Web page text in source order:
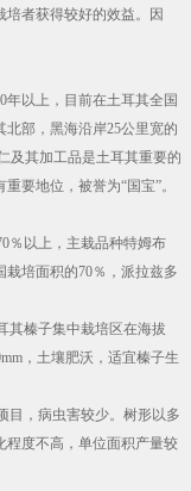
者获得较好的效益。因
以上，目前在土耳其全国
部，黑海沿岸25公里宽的
及其加工品是土耳其重要的
要地位，被誉为“国宝”。
以上，主栽品种特姆布
培面积的70％，派拉兹多
榛子集中栽培区在海拔
，土壤肥沃，适宜榛子生
，病虫害较少。树形以多
程度不高，单位面积产量较